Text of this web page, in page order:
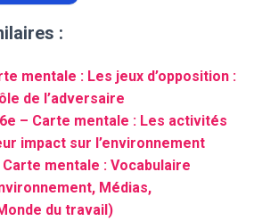
:
mentale : Les jeux d’opposition :
de l’adversaire
– Carte mentale : Les activités
impact sur l’environnement
mentale : Vocabulaire
Médias,
du travail)